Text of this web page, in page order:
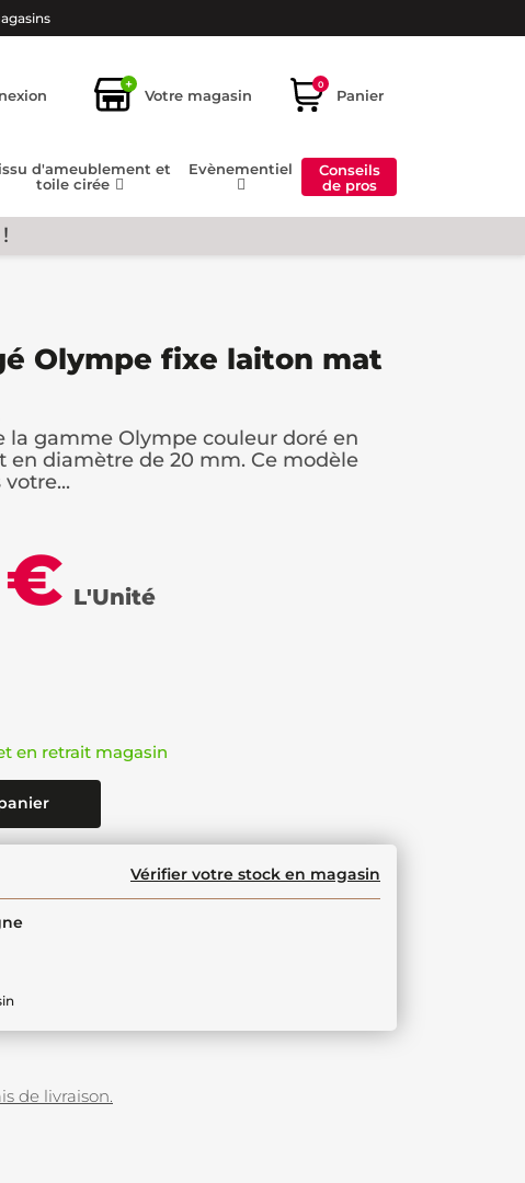
+
Votre magasin
0
Panier
d'ameublement et
toile cirée
Evènementiel
Conseils
de pros
Olympe fixe laiton mat
la gamme Olympe couleur doré en
en diamètre de 20 mm. Ce modèle
€ L'Unité
en retrait magasin
Vérifier votre stock en magasin
de livraison.